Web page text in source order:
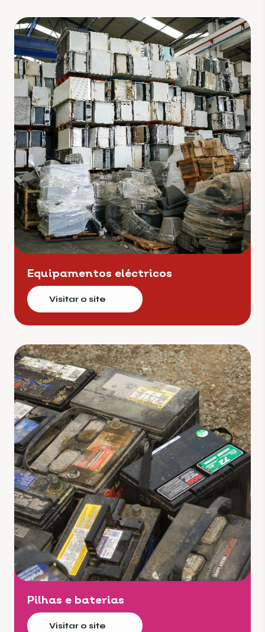
Equipamentos eléctricos
Visitar o site
Pilhas e baterias
Visitar o site